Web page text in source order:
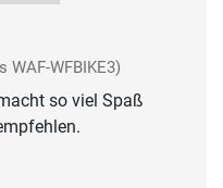
WFBIKE3)
so viel Spaß